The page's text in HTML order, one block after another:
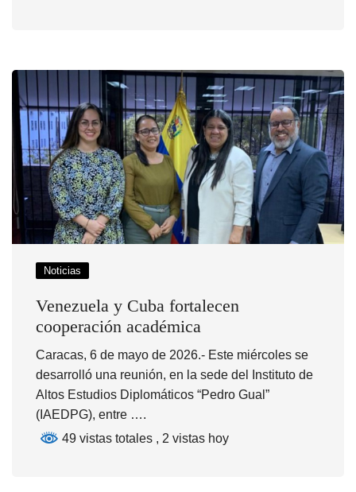
Noticias
Venezuela y Cuba fortalecen
cooperación académica
Caracas, 6 de mayo de 2026.- Este miércoles se
desarrolló una reunión, en la sede del Instituto de
Altos Estudios Diplomáticos “Pedro Gual”
(IAEDPG), entre ….
49 vistas totales , 2 vistas hoy